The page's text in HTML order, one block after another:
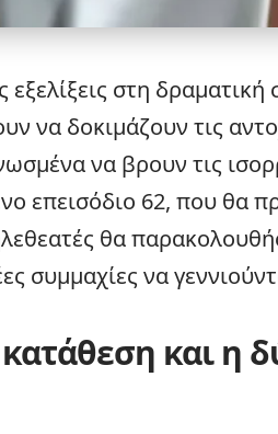
εξελίξεις στη δραματική
να δοκιμάζουν τις
να βρουν τις
επεισόδιο 62, που θα
θα
συμμαχίες να
και η